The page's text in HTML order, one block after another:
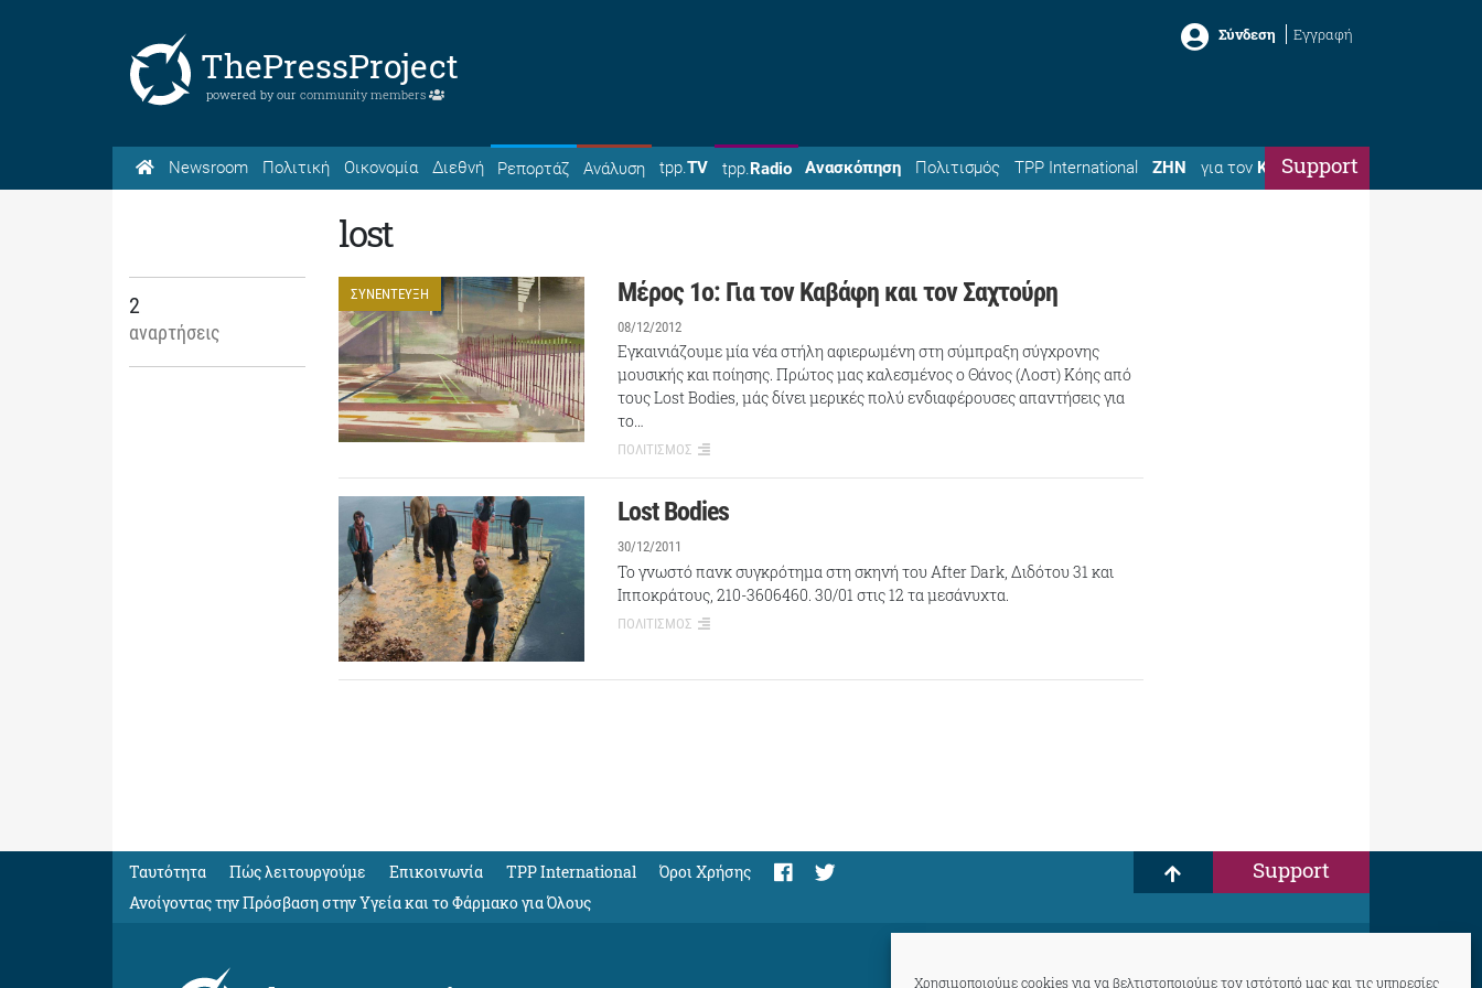
Χρησιμοποιούμε cookies για να βελτιστοποιούμε τον ιστότοπό μας και τις υπηρεσίες
ThePressProject
powered by our community members
Σύνδεση Εγγραφή
Newsroom Πολιτική Οικονομία Διεθνή Ρεπορτάζ Ανάλυση tpp.TV tpp.Radio Ανασκόπηση Πολιτισμός TPP International ΖΗΝ για τον ΚώσταSupport
lost
2
αναρτήσεις
ΣΥΝΕΝΤΕΥΞΗ Μέρος 1ο: Για τον Καβάφη και τον Σαχτούρη
08/12/2012
Εγκαινιάζουμε μία νέα στήλη αφιερωμένη στη σύμπραξη σύγχρονης
μουσικής και ποίησης. Πρώτος μας καλεσμένος ο Θάνος (Λοστ) Κόης από
τους Lost Bodies, μάς δίνει μερικές πολύ ενδιαφέρουσες απαντήσεις για
το…
ΠΟΛΙΤΙΣΜΟΣ
Lost Bodies
30/12/2011
Το γνωστό πανκ συγκρότημα στη σκηνή του After Dark, Διδότου 31 και
Ιπποκράτους, 210-3606460. 30/01 στις 12 τα μεσάνυχτα.
ΠΟΛΙΤΙΣΜΟΣ
Ταυτότητα Πώς λειτουργούμε Eπικοινωνία TPP International
Όροι Χρήσης
Ανοίγοντας την Πρόσβαση στην Υγεία και το Φάρμακο για Όλους
Support